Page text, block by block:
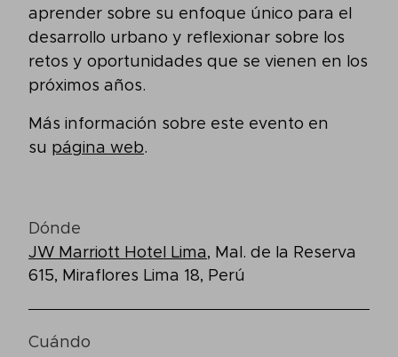
aprender sobre su enfoque único para el
desarrollo urbano y reflexionar sobre los
retos y oportunidades que se vienen en los
próximos años.
Más información sobre este evento en
su página web.
Dónde
JW Marriott Hotel Lima, Mal. de la Reserva
615, Miraflores Lima 18, Perú
Cuándo